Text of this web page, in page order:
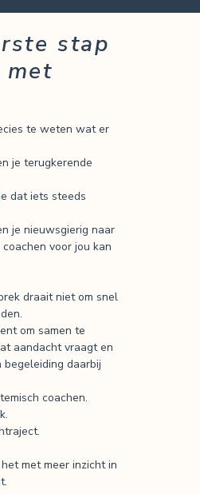
stap
te weten wat er
je terugkerende
dat iets steeds
je nieuwsgierig naar
voor jou kan
draait niet om snel
om samen te
aandacht vraagt en
daarbij
coachen.
met meer inzicht in